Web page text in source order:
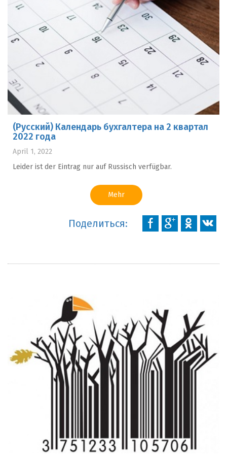
(Русский) Календарь бухгалтера на 2 квартал
2022 года
April 1, 2022
Leider ist der Eintrag nur auf Russisch verfügbar.
Mehr
Поделиться: